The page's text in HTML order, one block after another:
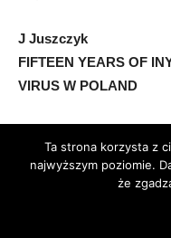
J Juszczyk
FIFTEEN YEARS OF
VIRUS W POLAND
The paper reviews
hepatitis C virus on
epidemiology,
Ta strona korzysta z
najwyższym poziomie.
że